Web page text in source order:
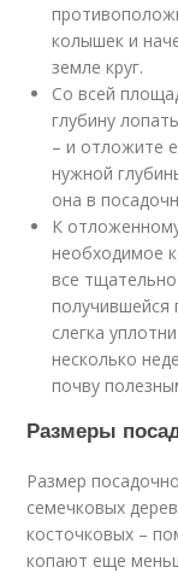
колышек и
земле круг.
Со всей
глубину
– и отложите
нужной
она в
К
необходимое
все
получившейся
слегка
несколько
почву
Размеры
Размер
семечковых
косточковых –
копают еще